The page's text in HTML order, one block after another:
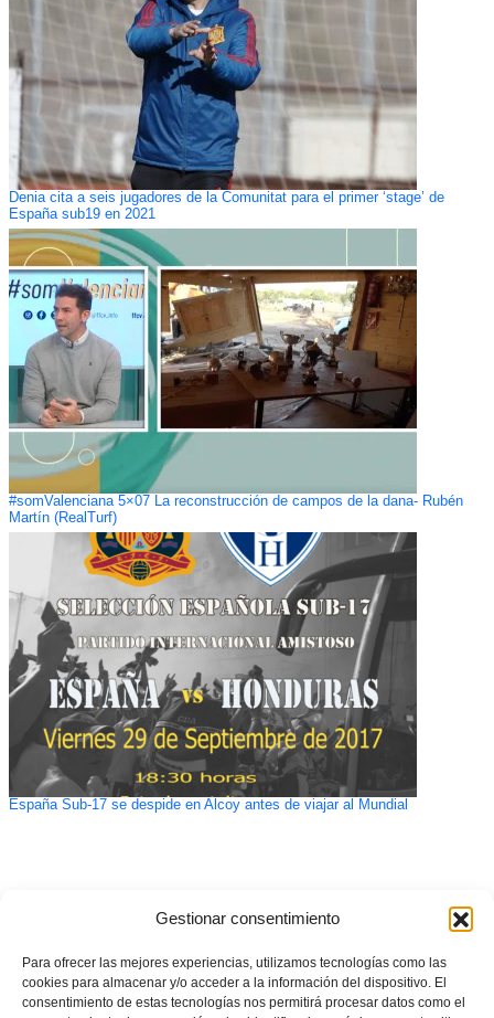
Gestionar consentimiento
Para ofrecer las mejores experiencias, utilizamos tecnologías como las
cookies para almacenar y/o acceder a la información del dispositivo. El
consentimiento de estas tecnologías nos permitirá procesar datos como el
Denia cita a seis jugadores de la Comunitat para el primer ‘stage’ de
España sub19 en 2021
#somValenciana 5×07 La reconstrucción de campos de la dana- Rubén
Martín (RealTurf)
España Sub-17 se despide en Alcoy antes de viajar al Mundial